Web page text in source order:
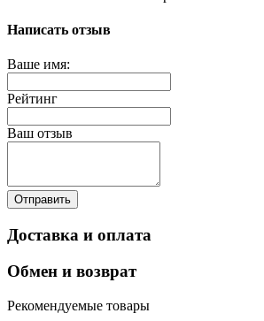
Написать отзыв
Ваше имя:
Рейтинг
Ваш отзыв
Отправить
Доставка и оплата
Обмен и возврат
Рекомендуемые товары